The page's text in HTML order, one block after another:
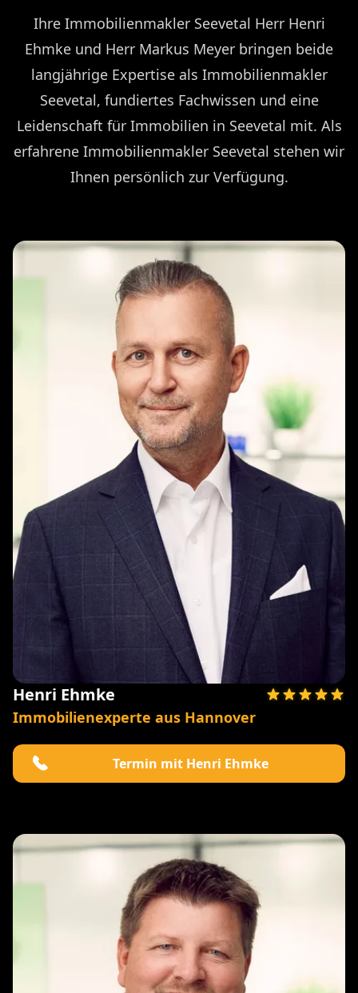
Ihre Immobilienmakler Seevetal Herr Henri
Ehmke und Herr Markus Meyer bringen beide
langjährige Expertise als Immobilienmakler
Seevetal, fundiertes Fachwissen und eine
Leidenschaft für Immobilien in Seevetal mit. Als
erfahrene Immobilienmakler Seevetal stehen wir
Ihnen persönlich zur Verfügung.
Henri Ehmke
Immobilienexperte aus Hannover
Termin mit Henri Ehmke